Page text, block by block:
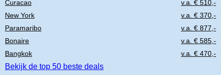
Curacao
v.a. € 510,-
New York
v.a. € 370,-
Paramaribo
v.a. € 877,-
Bonaire
v.a. € 585,-
Bangkok
v.a. € 470,-
Bekijk de top 50 beste deals